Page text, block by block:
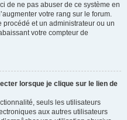
de ne pas abuser de ce système en
votre rang sur le forum.
procédé et un administrateur ou un
votre compteur de
lorsque je clique sur le lien de
seuls les utilisateurs
aux autres utilisateurs